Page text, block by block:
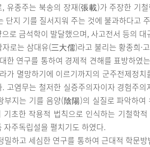
유종주는 북송의 장재(張載)가 주장한 기
단지 기를 질서지워 주는 것에 불과하다고
로 금석학이 발달했으며, 사고전서 등의
로는 삼대유(三大儒)라고 불리는 황종희·
한 연구를 통하여 경제적 견해를 표방하
가 멸망하기에 이르기까지의 군주전제정
고염무는 철저한 실증주의자이자 경험주
부지는 기를 음양(陰陽)의 실질로 파악하
초한 작용적 법칙으로 인식하는 기철학
주독립설을 펼치기도 하였다.
밀하고 세심한 연구를 통하여 근대적 학문